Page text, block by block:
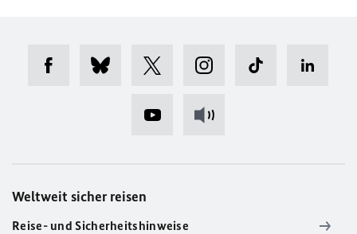
Weltweit sicher reisen
Reise- und Sicherheitshinweise